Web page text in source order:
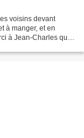
voisins devant
à manger, et en
à Jean-Charles qui